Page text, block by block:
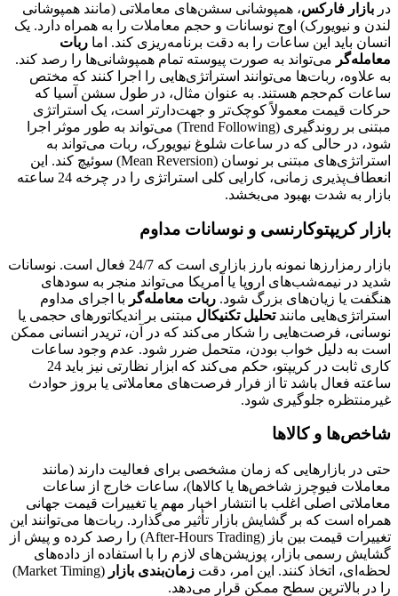
در بازار فارکس، همپوشانی سشن‌های معاملاتی (مانند همپوشانی
لندن و نیویورک) اوج نوسانات و حجم معاملات را به همراه دارد. یک
انسان باید این ساعات را به دقت برنامه‌ریزی کند. اما ربات
معامله‌گر می‌تواند به صورت پیوسته تمام همپوشانی‌ها را رصد کند.
به علاوه، ربات‌ها می‌توانند استراتژی‌هایی را اجرا کنند که مختص
ساعات کم‌حجم هستند. به عنوان مثال، در طول سشن آسیا که
حرکات قیمت معمولاً کوچک‌تر و جهت‌دارتر است، یک استراتژی
مبتنی بر روندگیری (Trend Following) می‌تواند به طور موثر اجرا
شود، در حالی که در ساعات شلوغ نیویورک، ربات می‌تواند به
استراتژی‌های مبتنی بر نوسان (Mean Reversion) سوئیچ کند. این
انعطاف‌پذیری زمانی، کارایی کلی استراتژی را در چرخه 24 ساعته
بازار به شدت بهبود می‌بخشد.
بازار کریپتوکارنسی و نوسانات مداوم
بازار رمزارزها نمونه بارز بازاری است که 24/7 فعال است. نوسانات
شدید در نیمه‌شب‌های اروپا یا آمریکا می‌تواند منجر به سودهای
هنگفت یا زیان‌های بزرگ شود. ربات معامله‌گر با اجرای مداوم
استراتژی‌هایی مانندتحلیل تکنیکال مبتنی بر اندیکاتورهای حجمی یا
نوسانی، فرصت‌هایی را شکار می‌کند که در آن، تریدر انسانی ممکن
است به دلیل خواب بودن، متحمل ضرر شود. عدم وجود ساعات
کاری ثابت در کریپتو، حکم می‌کند که ابزار نظارتی نیز باید 24
ساعته فعال باشد تا از فرار فرصت‌های معاملاتی یا بروز حوادث
غیرمنتظره جلوگیری شود.
شاخص‌ها و کالاها
حتی در بازارهایی که زمان مشخصی برای فعالیت دارند (مانند
معاملات فیوچرز شاخص‌ها یا کالاها)، ساعات خارج از ساعات
معاملاتی اصلی اغلب با انتشار اخبار مهم یا تغییرات قیمت جهانی
همراه است که بر گشایش بازار تأثیر می‌گذارد. ربات‌ها می‌توانند این
تغییرات قیمت بین باز (After-Hours Trading) را رصد کرده و پیش از
گشایش رسمی بازار، پوزیشن‌های لازم را با استفاده از داده‌های
لحظه‌ای، اتخاذ کنند. این امر، دقت زمان‌بندی بازار
(Market Timing)
را در بالاترین سطح ممکن قرار می‌دهد.